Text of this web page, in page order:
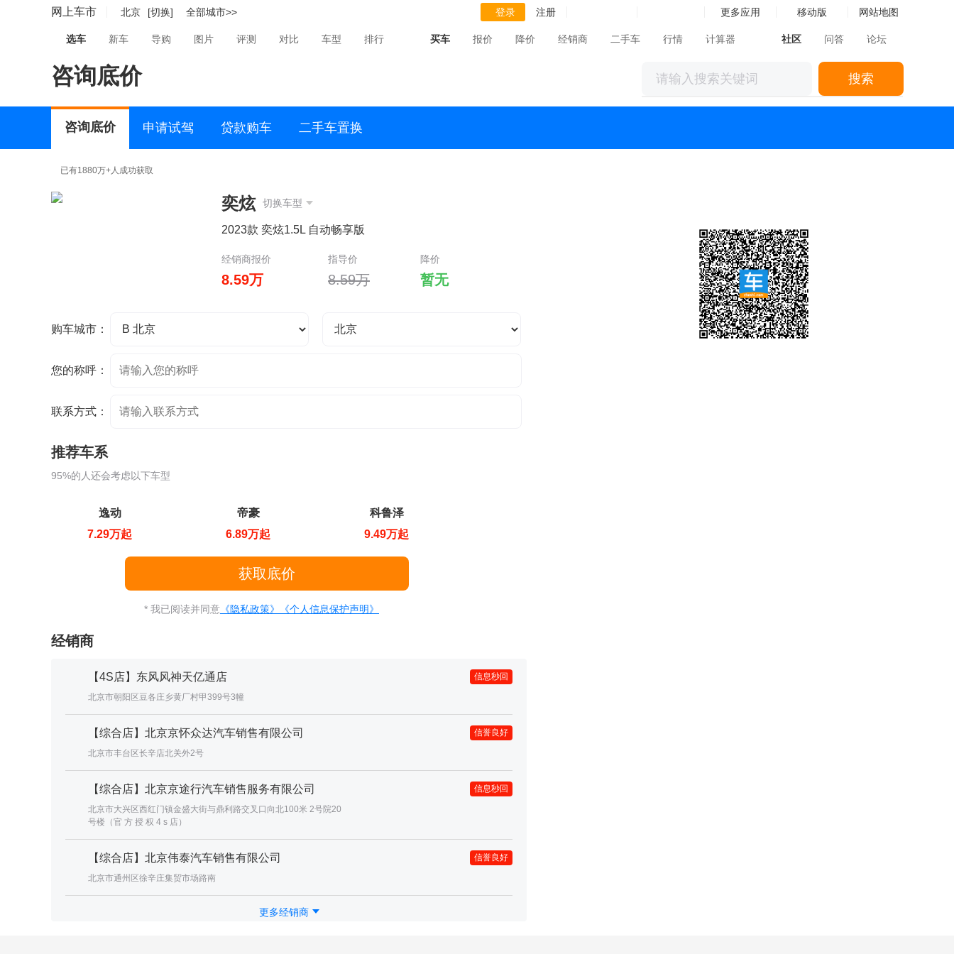
网上车市 北京 [切换] 全部城市>> 登录 注册 更多应用 移动版 网站地图
选车 新车 导购 图片 评测 对比 车型 排行 买车 报价 降价 经销商 二手车 行情 计算器 社区 问答 论坛
咨询底价 搜索
咨询底价 申请试驾 贷款购车 二手车置换
已有1880万+人成功获取
奕炫 切换车型
2023款 奕炫1.5L 自动畅享版
经销商报价 指导价 降价
8.59万 8.59万 暂无
购车城市：
您的称呼：
联系方式：
推荐车系
95%的人还会考虑以下车型
逸动
7.29万起
帝豪
6.89万起
科鲁泽
9.49万起
* 我已阅读并同意 《隐私政策》 《个人信息保护声明》
经销商
【4S店】东风风神天亿通店
北京市朝阳区豆各庄乡黄厂村甲399号3幢
信息秒回
【综合店】北京京怀众达汽车销售有限公司
北京市丰台区长辛店北关外2号
信誉良好
【综合店】北京京途行汽车销售服务有限公司
北京市大兴区西红门镇金盛大街与鼎利路交叉口向北100米 2号院20
号楼（官 方 授 权 4 s 店）
信息秒回
【综合店】北京伟泰汽车销售有限公司
北京市通州区徐辛庄集贸市场路南
信誉良好
更多经销商